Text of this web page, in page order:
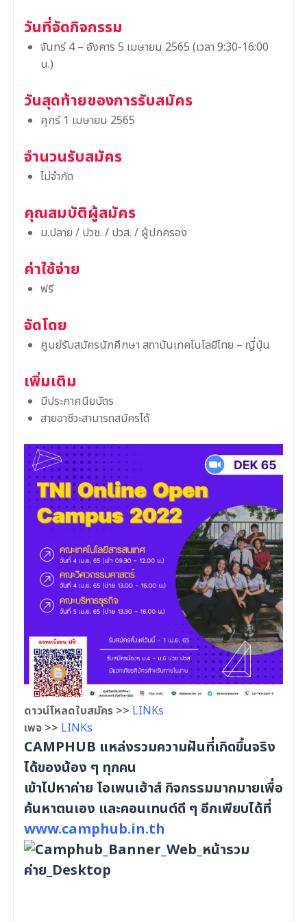
วันที่จัดกิจกรรม
จันทร์ 4 – อังคาร 5 เมษายน 2565 (เวลา 9:30-16:00
น.)
วันสุดท้ายของการรับสมัคร
ศุกร์ 1 เมษายน 2565
จำนวนรับสมัคร
ไม่จำกัด
คุณสมบัติผู้สมัคร
ม.ปลาย / ปวช. / ปวส. / ผู้ปกครอง
ค่าใช้จ่าย
ฟรี
จัดโดย
ศูนย์รับสมัครนักศึกษา สถาบันเทคโนโลยีไทย – ญี่ปุ่น
เพิ่มเติม
มีประกาศนียบัตร
สายอาชีวะสามารถสมัครได้
ดาวน์โหลดใบสมัคร >> LINKs
เพจ >> LINKs
CAMPHUB แหล่งรวมความฝันที่เกิดขึ้นจริง
ได้ของน้อง ๆ ทุกคน
เข้าไปหาค่าย โอเพนเฮ้าส์ กิจกรรมมากมายเพื่อ
ค้นหาตนเอง และคอนเทนต์ดี ๆ อีกเพียบได้ที่
www.camphub.in.th